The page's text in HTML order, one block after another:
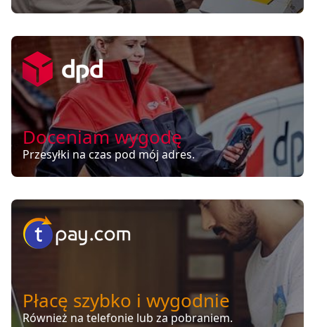
Doceniam wygodę
Przesyłki na czas pod mój adres.
Płacę szybko i wygodnie
Również na telefonie lub za pobraniem.